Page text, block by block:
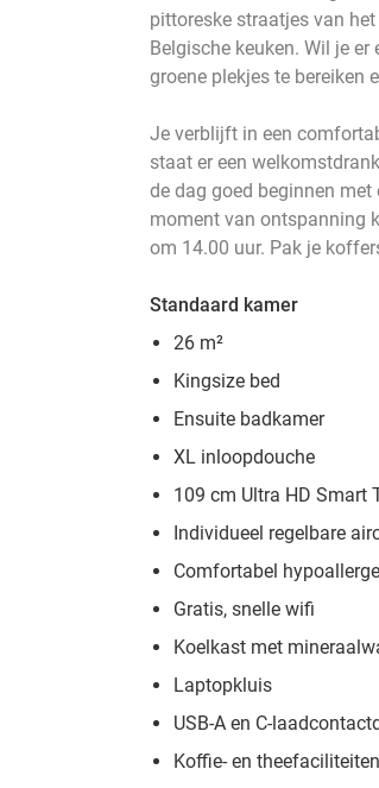
pittoreske straatjes van
Belgische keuken. Wil je
groene plekjes te bereiken
Je verblijft in een
staat er een
de dag goed beginnen
moment van ontspanning
om 14.00 uur. Pak je
Standaard kamer
26 m²
Kingsize bed
Ensuite badkamer
XL inloopdouche
109 cm Ultra HD Smart
Individueel regelbare
Comfortabel
Gratis, snelle wifi
Koelkast met
Laptopkluis
USB-A en C-
Koffie- en